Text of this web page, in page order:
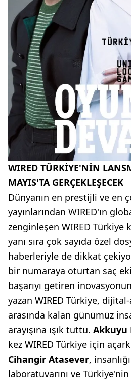
WIRED TÜRKİYE'NİN
MAYIS'TA GERÇEKLEŞECEK
Dünyanın en prestijli ve en
yayınlarından WIRED'ın
zenginleşen WIRED Türkiye
yanı sıra çok sayıda özel
haberleriyle de dikkat
bir numaraya oturtan saç
başarıyı getiren
yazan WIRED Türkiye,
arasında kalan günümüz
arayışına ışık tuttu. Akkuyu
kez WIRED Türkiye için
Cihangir Atasever,
laboratuvarını ve